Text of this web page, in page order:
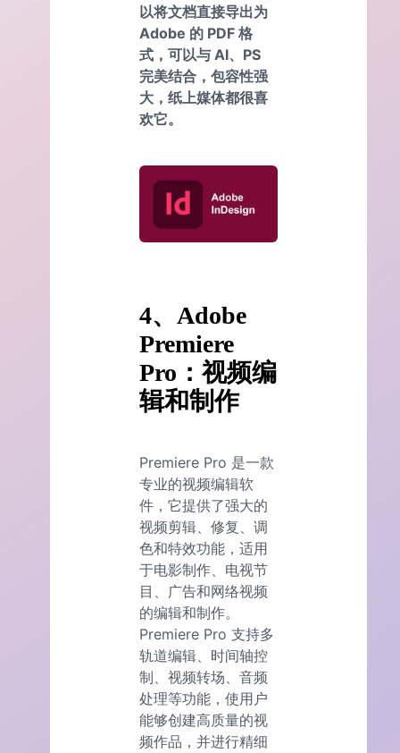
以将文档直接导出为
Adobe 的 PDF 格
式，可以与 AI、PS
完美结合，包容性强
大，纸上媒体都很喜
欢它。
4、Adobe
Premiere
Pro：视频编
辑和制作
Premiere Pro 是一款
专业的视频编辑软
件，它提供了强大的
视频剪辑、修复、调
色和特效功能，适用
于电影制作、电视节
目、广告和网络视频
的编辑和制作。
Premiere Pro 支持多
轨道编辑、时间轴控
制、视频转场、音频
处理等功能，使用户
能够创建高质量的视
频作品，并进行精细